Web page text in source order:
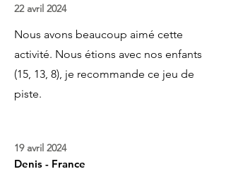
22 avril 2024
Nous avons beaucoup aimé cette
activité. Nous étions avec nos enfants
(15, 13, 8), je recommande ce jeu de
piste.
19 avril 2024
Denis - France